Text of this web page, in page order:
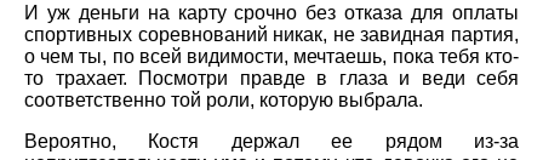
И уж деньги на карту срочно без отказа для оплаты
спортивных соревнований никак, не завидная партия,
о чем ты, по всей видимости, мечтаешь, пока тебя кто-
то трахает. Посмотри правде в глаза и веди себя
соответственно той роли, которую выбрала.
Вероятно, Костя держал ее рядом из-за